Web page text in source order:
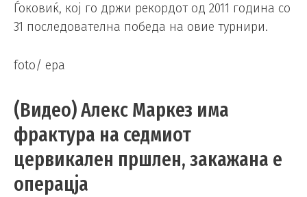
Ѓоковиќ, кој го држи рекордот од 2011 година со
31 последователна победа на овие турнири.
foto/ epa
(Видео) Алекс Маркез има
фрактура на седмиот
цервикален пршлен, закажана е
операцја